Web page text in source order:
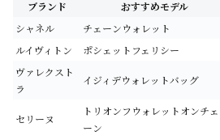
ブランド おすすめモデル
シャネル
チェーンウォレット
ルイヴィトン
ポシェットフェリシー
ヴァレクスト
ラ
イジィデウォレットバッグ
セリーヌ
トリオンフウォレットオンチェ
ーン